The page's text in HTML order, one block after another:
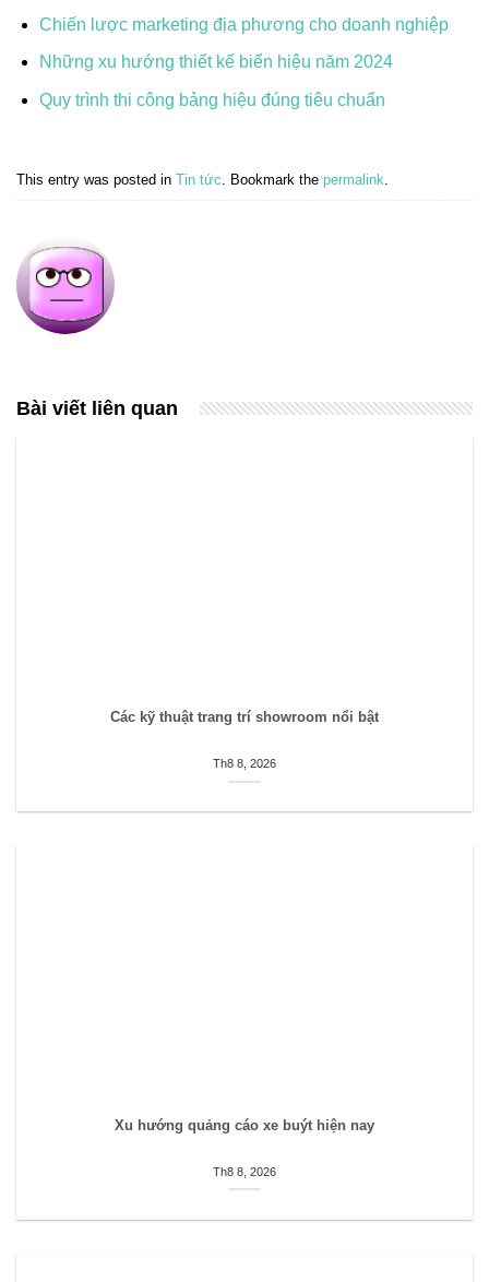
Chiến lược marketing địa phương cho doanh nghiệp
Những xu hướng thiết kế biển hiệu năm 2024
Quy trình thi công bảng hiệu đúng tiêu chuẩn
This entry was posted in Tin tức. Bookmark the permalink.
Bài viết liên quan
Các kỹ thuật trang trí showroom nổi bật
Th8 8, 2026
Xu hướng quảng cáo xe buýt hiện nay
Th8 8, 2026